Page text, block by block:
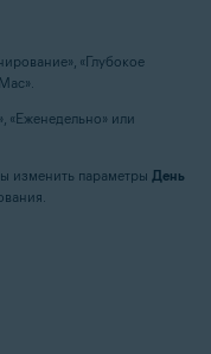
«Глубокое
«Еженедельно» или
изменить параметры День